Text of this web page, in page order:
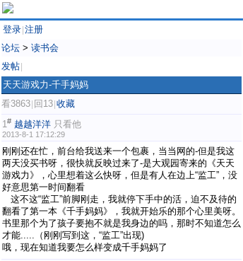
登录 注册
论坛 > 读书会
发帖
天天游戏力-千手妈妈
看3863 回13 收藏
1# 越越洋洋 只看他
2013-8-1 17:12:29
刚刚还在忙，前台给我送来一个包裹，当当网的-但是我这
两天没买书呀，很快就反映过来了-是大观园寄来的《天天
游戏力》，心里想着这么快呀，但是有人在边上“监工”，没
好意思第一时间翻看
这不这“监工”前脚刚走，我就停下手中的活，迫不及待的
翻看了第一本《千手妈妈》，我就开始乐的那个心里美呀。
书里那个为了孩子要抱不就是我身边的吗，那时不知道怎么
才能.....（刚刚写到这，“监工”出现)
哦，现在知道我要怎么样变成千手妈妈了